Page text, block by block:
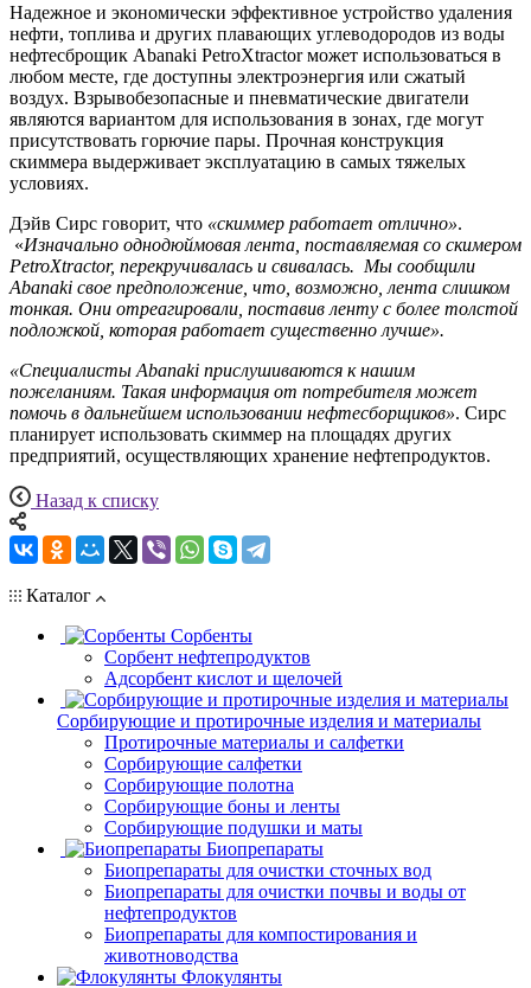
Надежное и экономически эффективное устройство удаления
нефти, топлива и других плавающих углеводородов из воды
нефтесброщик Abanaki PetroXtractor может использоваться в
любом месте, где доступны электроэнергия или сжатый
воздух. Взрывобезопасные и пневматические двигатели
являются вариантом для использования в зонах, где могут
присутствовать горючие пары. Прочная конструкция
скиммера выдерживает эксплуатацию в самых тяжелых
условиях.
Дэйв Сирс говорит, что «скиммер работает отлично».
«Изначально однодюймовая лента, поставляемая со скимером
PetroXtractor, перекручивалась и свивалась. Мы сообщили
Abanaki свое предположение, что, возможно, лента слишком
тонкая. Они отреагировали, поставив ленту с более толстой
подложкой, которая работает существенно лучше».
«Специалисты Abanaki прислушиваются к нашим
пожеланиям. Такая информация от потребителя может
помочь в дальнейшем использовании нефтесборщиков». Сирс
планирует использовать скиммер на площадях других
предприятий, осуществляющих хранение нефтепродуктов.
Назад к списку
Каталог
Сорбенты
Сорбент нефтепродуктов
Адсорбент кислот и щелочей
Сорбирующие и протирочные изделия и материалы
Протирочные материалы и салфетки
Сорбирующие салфетки
Сорбирующие полотна
Сорбирующие боны и ленты
Сорбирующие подушки и маты
Биопрепараты
Биопрепараты для очистки сточных вод
Биопрепараты для очистки почвы и воды от
нефтепродуктов
Биопрепараты для компостирования и
животноводства
Флокулянты